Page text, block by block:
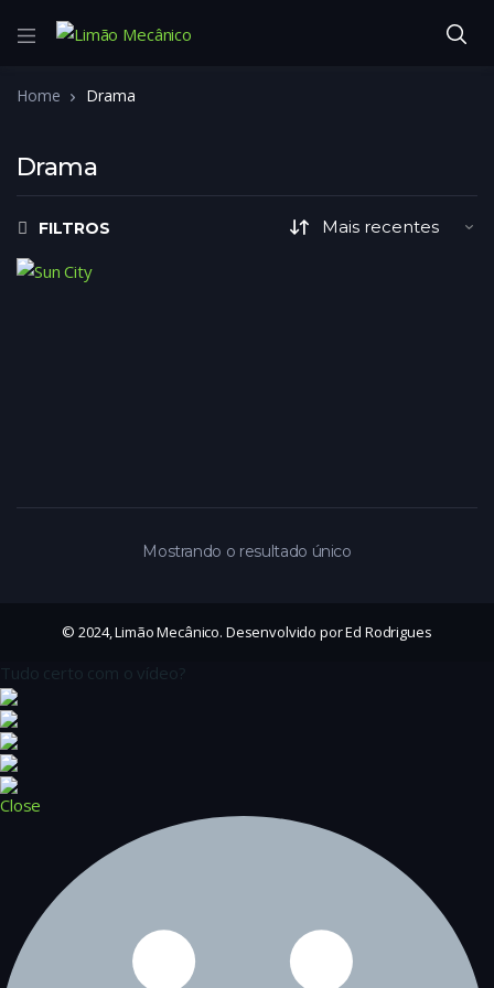
Home Drama
Drama
FILTROS
Mostrando o resultado único
© 2024, Limão Mecânico. Desenvolvido por Ed Rodrigues
Tudo certo com o vídeo?
Close